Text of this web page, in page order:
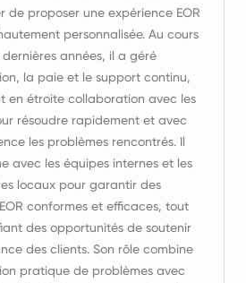
de proposer une expérience EOR
personnalisée. Au cours
années, il a géré
la paie et le support continu,
en étroite collaboration avec les
résoudre rapidement et avec
les problèmes rencontrés. Il
avec les équipes internes et les
locaux pour garantir des
conformes et efficaces, tout
des opportunités de soutenir
des clients. Son rôle combine
pratique de problèmes avec